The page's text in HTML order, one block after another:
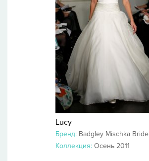
Lucy
Бренд: Badgley Mischka Bride
Коллекция: Осень 2011